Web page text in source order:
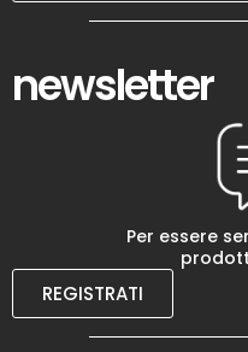
newsletter
Per essere
REGISTRATI